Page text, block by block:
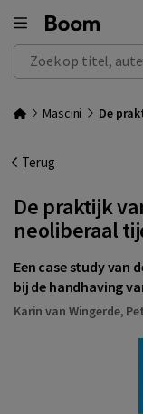
Zoek op titel, auteur,
Mascini De
Terug
De praktijk
neoliberaal
Een case study van
bij de handhaving
Karin van Wingerde,